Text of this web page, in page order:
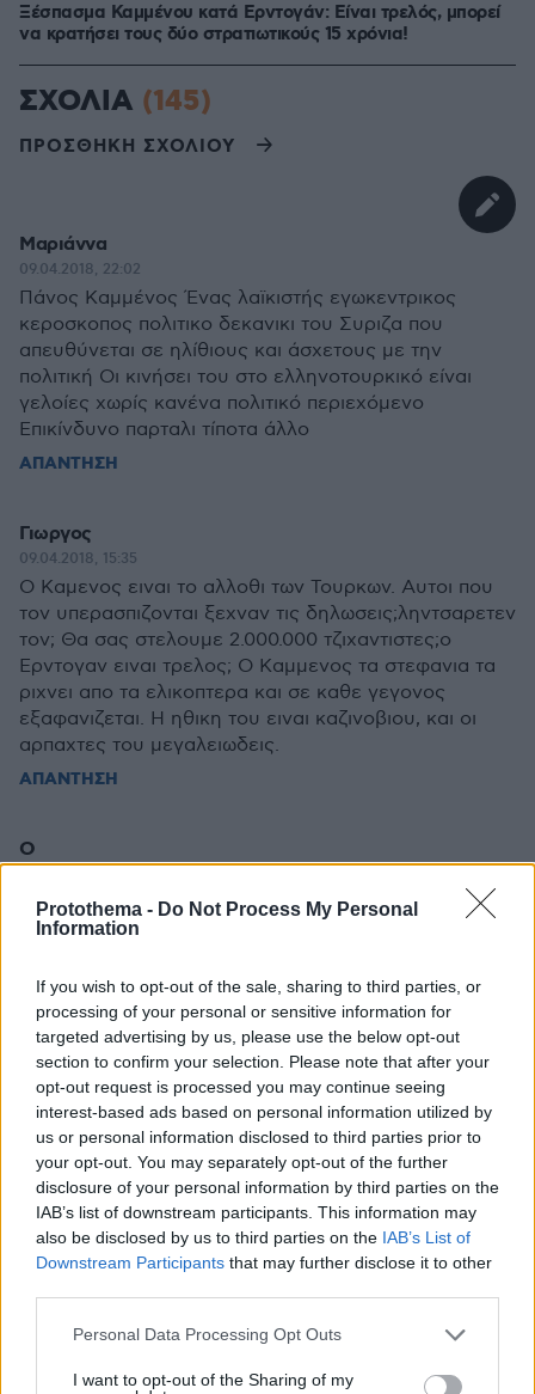
Protothema - Do Not Process My Personal
Information
If you wish to opt-out of the sale, sharing to third parties, or
processing of your personal or sensitive information for
targeted advertising by us, please use the below opt-out
section to confirm your selection. Please note that after your
opt-out request is processed you may continue seeing
interest-based ads based on personal information utilized by
us or personal information disclosed to third parties prior to
your opt-out. You may separately opt-out of the further
disclosure of your personal information by third parties on the
IAB’s list of downstream participants. This information may
also be disclosed by us to third parties on the IAB’s List of
Downstream Participants that may further disclose it to other
Please note that this website/app uses one or more Google
not limited to your visit or usage behaviour. You may click to
Personal Data Processing Opt Outs
I want to opt-out of the Sharing of my
Ξέσπασμα Καμμένου κατά Ερντογάν: Είναι τρελός, μπορεί
να κρατήσει τους δύο στρατιωτικούς 15 χρόνια!
ΣΧΟΛΙΑ (145)
ΠΡΟΣΘΗΚΗ ΣΧΟΛΙΟΥ
Μαριάννα
09.04.2018, 22:02
Πάνος Καμμένος Ένας λαϊκιστής εγωκεντρικος
κεροσκοπος πολιτικο δεκανικι του Συριζα που
απευθύνεται σε ηλίθιους και άσχετους με την
πολιτική Οι κινήσει του στο ελληνοτουρκικό είναι
γελοίες χωρίς κανένα πολιτικό περιεχόμενο
Επικίνδυνο παρταλι τίποτα άλλο
ΑΠΑΝΤΗΣΗ
Γιωργος
09.04.2018, 15:35
Ο Καμενος ειναι το αλλοθι των Τουρκων. Αυτοι που
τον υπερασπιζονται ξεχναν τις δηλωσεις;ληντσαρετεν
τον; Θα σας στελουμε 2.000.000 τζιχαντιστες;ο
Ερντογαν ειναι τρελος; Ο Καμμενος τα στεφανια τα
ριχνει απο τα ελικοπτερα και σε καθε γεγονος
εξαφανιζεται. Η ηθικη του ειναι καζινοβιου, και οι
αρπαχτες του μεγαλειωδεις.
ΑΠΑΝΤΗΣΗ
Ο
Η καταδικη των παραμυθατζηδων, αχρηστων και
επικινδυνων τσιπρα - καμμενου δεν ειναι δουλεια
ελληνικου λαου. Η καταδικη του εκβιαστη ερντογαν
ειναι υποθεση της ΕΕ, επειδη εκβιαζει οτι θα γεμισει
με τζιχαντιστες την Ευρωπη, επειδη παραβιαζει και
απειλει τα ελληνικα - ευρωπαικα συνορα και επειδη
παιρνει χρηματα απο την ΕΕ για τους μεταναστες και
τα ξοδευει σε εξοπλιστικα για να εισβαλει στη Συρια.
Η ΕΕ αν ηθελε πραγματικα να προστατεψει τα
ευρωπαικα συνορα, δεν θα ανοιγε τα συνορα της
Ευρωπης στην Τουρκια, δεν θα χρηματοδοτουσε ολη
αυτη τη νοσηρη κατασταση για να γινει η Ελλαδα
χωρος σταθμευσης αλλοθρησκων λαθρομεταναστων,
αλλα ακομα και τωρα που βλεπει αυτη τη νοσηροτητα
να παιρνει πολυ επικινδυνες διαστασεις θα φροντιζε
να τη σταματησει και θα εδινε σαφες μηνυμα να μην
ερχονται αλλοι, εχοντας την φροντεξ να προστατευει
τα συνορα οπως κανονικα πρεπει να κανει και οχι να